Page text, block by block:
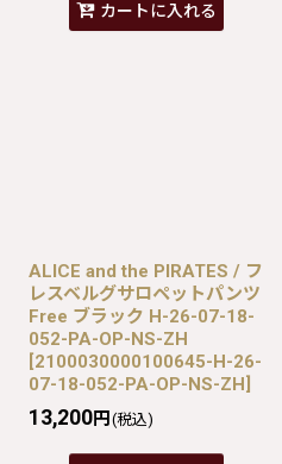
カートに入れる
ALICE and the PIRATES / フ
レスベルグサロペットパンツ
Free ブラック H-26-07-18-
052-PA-OP-NS-ZH
[2100030000100645-H-26-
07-18-052-PA-OP-NS-ZH]
13,200円 (税込)